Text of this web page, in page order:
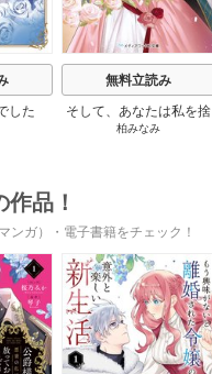
した
無料立読み
そして、あなたは私を捨
てる
柏みなみ
品！
ンガ）・電子書籍をチェック！